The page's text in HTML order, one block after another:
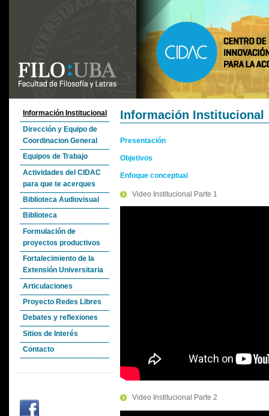
Información Institucional
Dirección y Equipo de
Coordinacion General
Equipos de Trabajo
Actividades del CIDAC
para que te acerques
Biblioteca Audiovisual
Biblioteca
Formulación de
proyectos productivos
Fortalecimiento de la
Extensión Universitaria
Articulaciones
Proyecto Redes Libres
Debates y reflexiones
Sitios de Interés
Contacto
Información Institucional
Presentación
Objetivos
Enfoque conceptual
Video Institucional Parte 1
Video Institucional Parte 2